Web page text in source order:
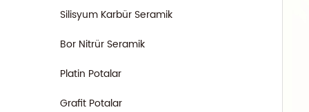
Silisyum Karbür Seramik
Bor Nitrür Seramik
Platin Potalar
Grafit Potalar